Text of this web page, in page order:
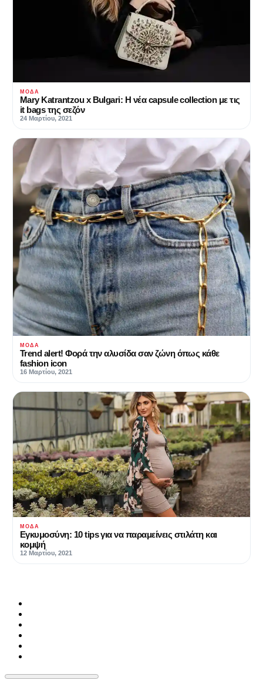
ΜΌΔΑ
Mary Katrantzou x Bulgari: Η νέα capsule collection με τις
it bags της σεζόν
24 Μαρτίου, 2021
ΜΌΔΑ
Trend alert! Φορά την αλυσίδα σαν ζώνη όπως κάθε
fashion icon
16 Μαρτίου, 2021
ΜΌΔΑ
Εγκυμοσύνη: 10 tips για να παραμείνεις στιλάτη και
κομψή
12 Μαρτίου, 2021